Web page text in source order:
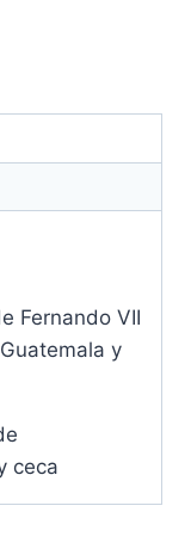
Fernando VII
y
ceca